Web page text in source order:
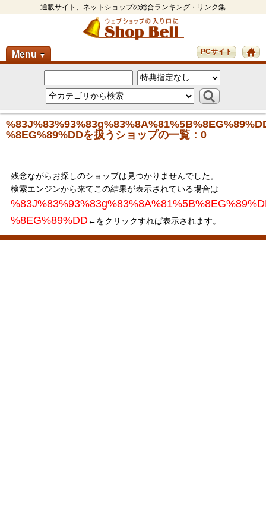
通販サイト、ネットショップの総合ランキング・リンク集
Menu ▼ PCサイト
%8EG%89%DDを扱うショップの一覧：0
残念ながらお探しのショップは見つかりませんでした。
検索エンジンから来てこの結果が表示されている場合は
%8EG%89%DD←をクリックすれば表示されます。